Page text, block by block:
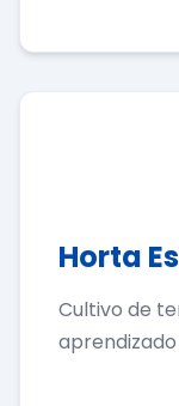
Horta
Cultivo de